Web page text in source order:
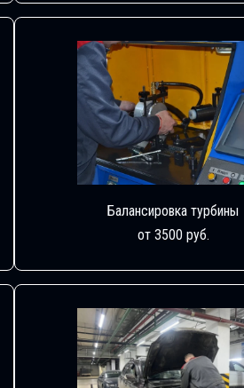
Балансировка турбины
от 3500 руб.